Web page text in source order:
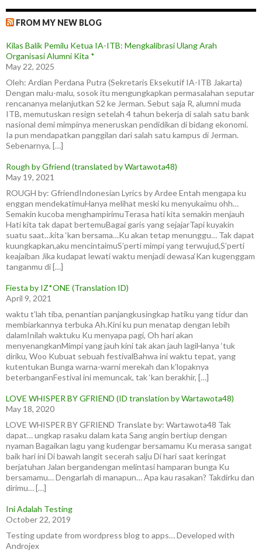
FROM MY NEW BLOG
Kilas Balik Pemilu Ketua IA-ITB: Mengkalibrasi Ulang Arah
Organisasi Alumni Kita *
May 22, 2025
Oleh: Ardian Perdana Putra (Sekretaris Eksekutif IA-ITB Jakarta)
Dengan malu-malu, sosok itu mengungkapkan permasalahan seputar
rencananya melanjutkan S2 ke Jerman. Sebut saja R, alumni muda
ITB, memutuskan resign setelah 4 tahun bekerja di salah satu bank
nasional demi mimpinya meneruskan pendidikan di bidang ekonomi.
Ia pun mendapatkan panggilan dari salah satu kampus di Jerman.
Sebenarnya, […]
Rough by Gfriend (translated by Wartawota48)
May 19, 2021
ROUGH by: GfriendIndonesian Lyrics by Ardee Entah mengapa ku
enggan mendekatimuHanya melihat meski ku menyukaimu ohh…
Semakin kucoba menghampirimuTerasa hati kita semakin menjauh
Hati kita tak dapat bertemuBagai garis yang sejajarTapi kuyakin
suatu saat…kita ‘kan bersama…Ku akan tetap menunggu… Tak dapat
kuungkapkan,aku mencintaimuS’perti mimpi yang terwujud,S’perti
keajaiban Jika kudapat lewati waktu menjadi dewasa‘Kan kugenggam
tanganmu di […]
Fiesta by IZ*ONE (Translation ID)
April 9, 2021
waktu t’lah tiba, penantian panjangkusingkap hatiku yang tidur dan
membiarkannya terbuka Ah.Kini ku pun menatap dengan lebih
dalamInilah waktuku Ku menyapa pagi, Oh hari akan
menyenangkanMimpi yang jauh kini tak akan jauh lagiHanya ‘tuk
diriku, Woo Kubuat sebuah festivalBahwa ini waktu tepat, yang
kutentukan Bunga warna-warni merekah dan k’lopaknya
beterbanganFestival ini memuncak, tak ‘kan berakhir, […]
LOVE WHISPER BY GFRIEND (ID translation by Wartawota48)
May 18, 2020
LOVE WHISPER BY GFRIEND Translate by: Wartawota48 Tak
dapat… ungkap rasaku dalam kata Sang angin bertiup dengan
nyaman Bagaikan lagu yang kudengar bersamamu Ku merasa sangat
baik hari ini Di bawah langit secerah salju Di hari saat keringat
berjatuhan Jalan bergandengan melintasi hamparan bunga Ku
bersamamu… Dengarlah di manapun… Apa kau rasakan? Takdirku dan
dirimu… […]
Ini Adalah Testing
October 22, 2019
Testing update from wordpress blog to apps… Developed with
Androjex